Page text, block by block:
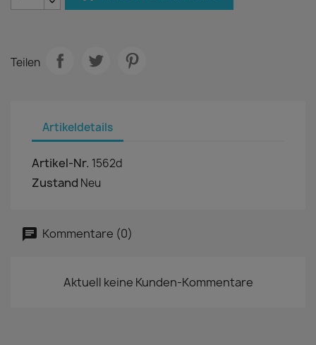
Teilen
Artikeldetails
Artikel-Nr. 1562d
Zustand Neu
Kommentare (0)
Aktuell keine Kunden-Kommentare